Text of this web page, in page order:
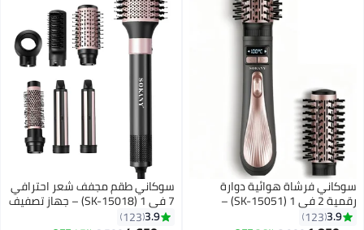
سوكاني فرشاة هوائية دوارة
رقمية 2 في 1 (SK-15051) –
3.9
123
سوكاني طقم مجفف شعر احترافي
7 في 1 (SK-15018) – جهاز تصفيف
بالهواء الساخن بقوة 1500 واط مع 3.9
123